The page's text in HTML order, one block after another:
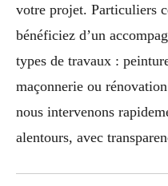
votre projet. Particuliers
bénéficiez d’un
types de travaux :
maçonnerie ou
nous intervenons
alentours, avec